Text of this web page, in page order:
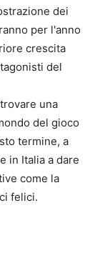
dei
per l'anno
crescita
del
una
del gioco
termine, a
in Italia a dare
come la
felici.